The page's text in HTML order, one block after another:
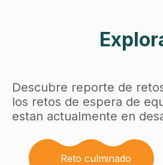
Descubre reporte de
los retos de espera de
estan actualmente en
Reto culminado